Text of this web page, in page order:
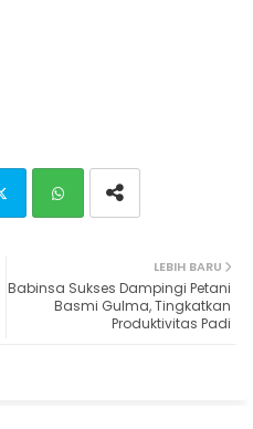
ter ats
LEBIH BARU
Babinsa Sukses Dampingi Petani
Basmi Gulma, Tingkatkan
Produktivitas Padi